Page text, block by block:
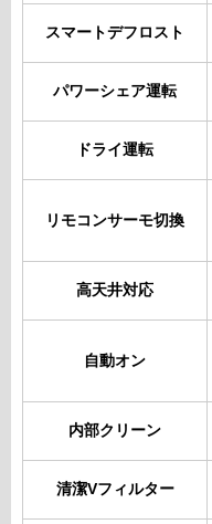
スマートデフロスト
パワーシェア運転
ドライ運転
リモコンサーモ切換
高天井対応
自動オン
内部クリーン
清潔Vフィルター